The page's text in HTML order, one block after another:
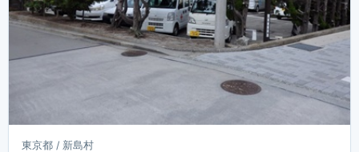
東京都 / 新島村